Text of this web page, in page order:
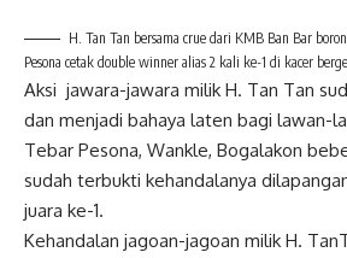
H. Tan Tan bersama crue dari KMB Ban Bar
Pesona cetak double winner alias 2 kali ke-1 di kacer
Aksi jawara-jawara milik H. Tan Tan
dan menjadi bahaya laten bagi lawan-
Tebar Pesona, Wankle, Bogalakon
sudah terbukti kehandalanya
juara ke-1.
Kehandalan jagoan-jagoan milik H.